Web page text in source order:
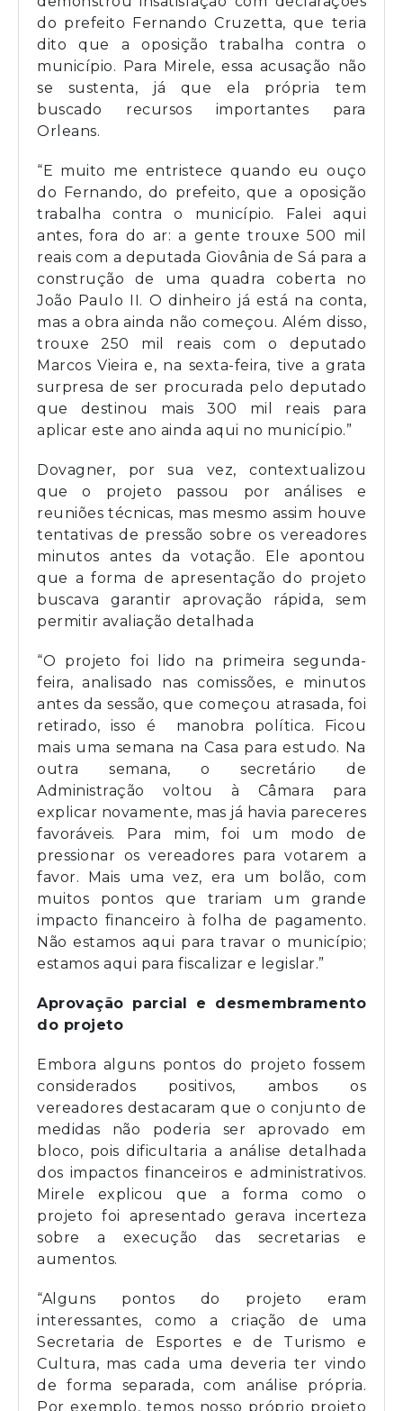
do prefeito Fernando Cruzetta, que teria
dito que a oposição trabalha contra o
município. Para Mirele, essa acusação não
se sustenta, já que ela própria tem
buscado recursos importantes para
Orleans.
“E muito me entristece quando eu ouço
do Fernando, do prefeito, que a oposição
trabalha contra o município. Falei aqui
antes, fora do ar: a gente trouxe 500 mil
reais com a deputada Giovânia de Sá para a
construção de uma quadra coberta no
João Paulo II. O dinheiro já está na conta,
mas a obra ainda não começou. Além disso,
trouxe 250 mil reais com o deputado
Marcos Vieira e, na sexta-feira, tive a grata
surpresa de ser procurada pelo deputado
que destinou mais 300 mil reais para
aplicar este ano ainda aqui no município.”
Dovagner, por sua vez, contextualizou
que o projeto passou por análises e
reuniões técnicas, mas mesmo assim houve
tentativas de pressão sobre os vereadores
minutos antes da votação. Ele apontou
que a forma de apresentação do projeto
buscava garantir aprovação rápida, sem
permitir avaliação detalhada
“O projeto foi lido na primeira segunda-
feira, analisado nas comissões, e minutos
antes da sessão, que começou atrasada, foi
retirado, isso é manobra política. Ficou
mais uma semana na Casa para estudo. Na
outra semana, o secretário de
Administração voltou à Câmara para
explicar novamente, mas já havia pareceres
favoráveis. Para mim, foi um modo de
pressionar os vereadores para votarem a
favor. Mais uma vez, era um bolão, com
muitos pontos que trariam um grande
impacto financeiro à folha de pagamento.
Não estamos aqui para travar o município;
estamos aqui para fiscalizar e legislar.”
Aprovação parcial e desmembramento
do projeto
Embora alguns pontos do projeto fossem
considerados positivos, ambos os
vereadores destacaram que o conjunto de
medidas não poderia ser aprovado em
bloco, pois dificultaria a análise detalhada
dos impactos financeiros e administrativos.
Mirele explicou que a forma como o
projeto foi apresentado gerava incerteza
sobre a execução das secretarias e
aumentos.
“Alguns pontos do projeto eram
interessantes, como a criação de uma
Secretaria de Esportes e de Turismo e
Cultura, mas cada uma deveria ter vindo
de forma separada, com análise própria.
Por exemplo, temos nosso próprio projeto